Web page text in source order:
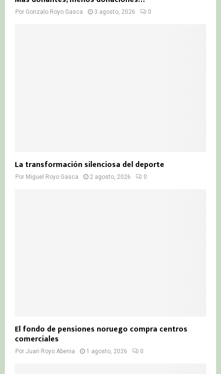
Por Gonzalo Royo Gasca 3 agosto, 2026 0
La transformación silenciosa del deporte
Por Miguel Royo Gasca 2 agosto, 2026 0
El fondo de pensiones noruego compra centros
comerciales
Por Juan Royo Abenia 1 agosto, 2026 0